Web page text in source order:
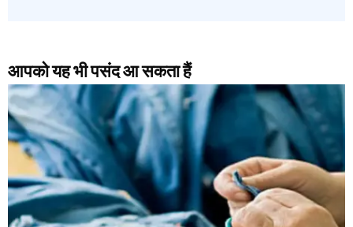
आपको यह भी पसंद आ सकता हैं